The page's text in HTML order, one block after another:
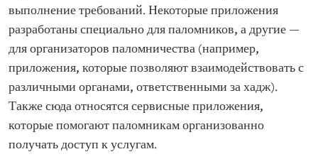
выполнение требований. Некоторые приложения
разработаны специально для паломников, а другие —
для организаторов паломничества (например,
приложения, которые позволяют взаимодействовать с
различными органами, ответственными за хадж).
Также сюда относятся сервисные приложения,
которые помогают паломникам организованно
получать доступ к услугам.